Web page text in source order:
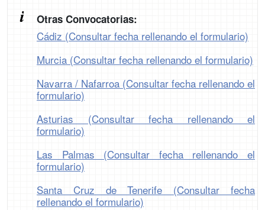
Otras Convocatorias:
Cádiz (Consultar fecha rellenando el formulario)
Murcia (Consultar fecha rellenando el formulario)
Navarra / Nafarroa (Consultar fecha rellenando el
formulario)
Asturias (Consultar fecha rellenando el
formulario)
Las Palmas (Consultar fecha rellenando el
formulario)
Santa Cruz de Tenerife (Consultar fecha
rellenando el formulario)